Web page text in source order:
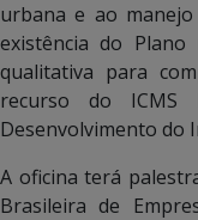
urbana e ao
existência do
qualitativa para
recurso do ICMS
Desenvolvimento do
A oficina terá
Brasileira de